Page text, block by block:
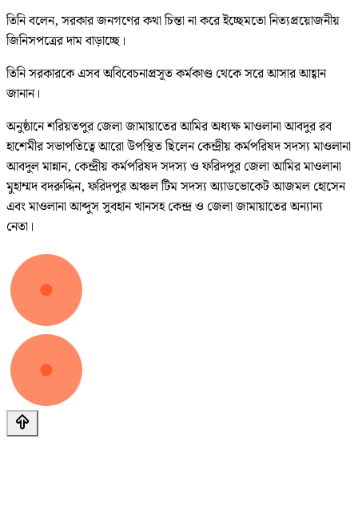
তিনি বলেন, সরকার জনগণের কথা চিন্তা না করে ইচ্ছেমতো নিত্যপ্রয়োজনীয়
জিনিসপত্রের দাম বাড়াচ্ছে।
তিনি সরকারকে এসব অবিবেচনাপ্রসূত কর্মকাণ্ড থেকে সরে আসার আহ্বান
জানান।
অনুষ্ঠানে শরিয়তপুর জেলা জামায়াতের আমির অধ্যক্ষ মাওলানা আবদুর রব
হাশেমীর সভাপতিত্বে আরো উপস্থিত ছিলেন কেন্দ্রীয় কর্মপরিষদ সদস্য মাওলানা
আবদুল মান্নান, কেন্দ্রীয় কর্মপরিষদ সদস্য ও ফরিদপুর জেলা আমির মাওলানা
মুহাম্মদ বদরুদ্দিন, ফরিদপুর অঞ্চল টিম সদস্য অ্যাডভোকেট আজমল হোসেন
এবং মাওলানা আব্দুস সুবহান খানসহ কেন্দ্র ও জেলা জামায়াতের অন্যান্য
নেতা।